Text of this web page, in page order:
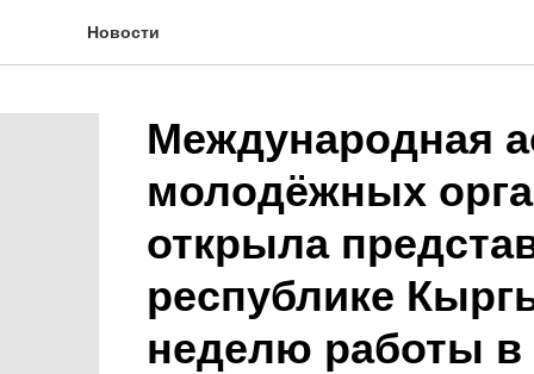
Новости
Международная
молодёжных
открыла
республике
неделю работы в